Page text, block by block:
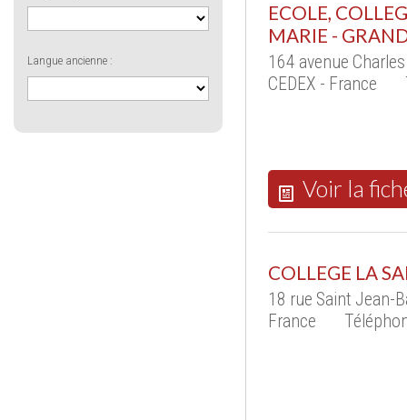
Langue ancienne :
ECOLE,
MARIE -
164 avenue
CEDEX - France
Voir la
COLLEGE LA
18 rue Saint Jean-
France